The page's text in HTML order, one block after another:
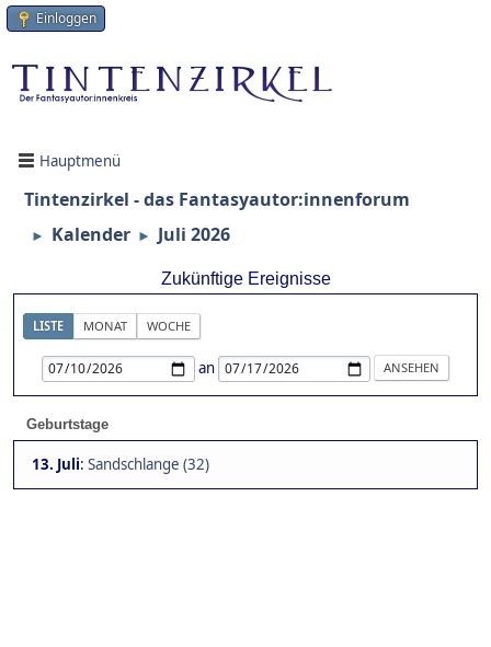
Einloggen
Hauptmenü
Tintenzirkel - das Fantasyautor:innenforum
► Kalender ► Juli 2026
Zukünftige Ereignisse
LISTE MONAT WOCHE
an
Geburtstage
13. Juli: Sandschlange (32)